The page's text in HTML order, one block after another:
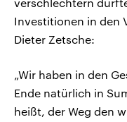
verschlechtern
Investitionen in den
Dieter Zetsche:
„Wir haben in den
Ende natürlich in
heißt, der Weg den